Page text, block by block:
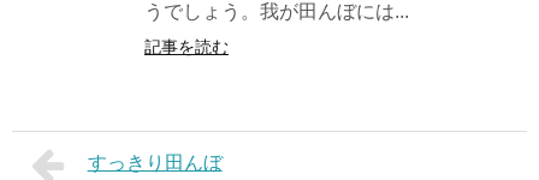
うでしょう。我が田んぼには...
記事を読む
すっきり田んぼ